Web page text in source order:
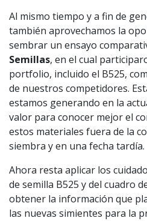
Al mismo tiempo y a fin de
también aprovechamos la
sembrar un ensayo
Semillas, en el cual
portfolio, incluido el B525,
de nuestros competidores.
estamos generando en la
valor para conocer mejor el
estos materiales fuera de la
siembra y en una fecha tardía.
Ahora resta aplicar los
de semilla B525 y del cuadro
obtener la información que
las nuevas simientes para la